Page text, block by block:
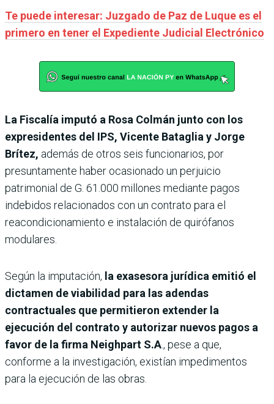
Te puede interesar: Juzgado de Paz de Luque es el
primero en tener el Expediente Judicial Electrónico
La Fiscalía imputó a Rosa Colmán junto con los
expresidentes del IPS, Vicente Bataglia y Jorge
Brítez, además de otros seis funcionarios, por
presuntamente haber ocasionado un perjuicio
patrimonial de G. 61.000 millones mediante pagos
indebidos relacionados con un contrato para el
reacondicionamiento e instalación de quirófanos
modulares.
Según la imputación, la exasesora jurídica emitió el
dictamen de viabilidad para las adendas
contractuales que permitieron extender la
ejecución del contrato y autorizar nuevos pagos a
favor de la firma Neighpart S.A., pese a que,
conforme a la investigación, existían impedimentos
para la ejecución de las obras.